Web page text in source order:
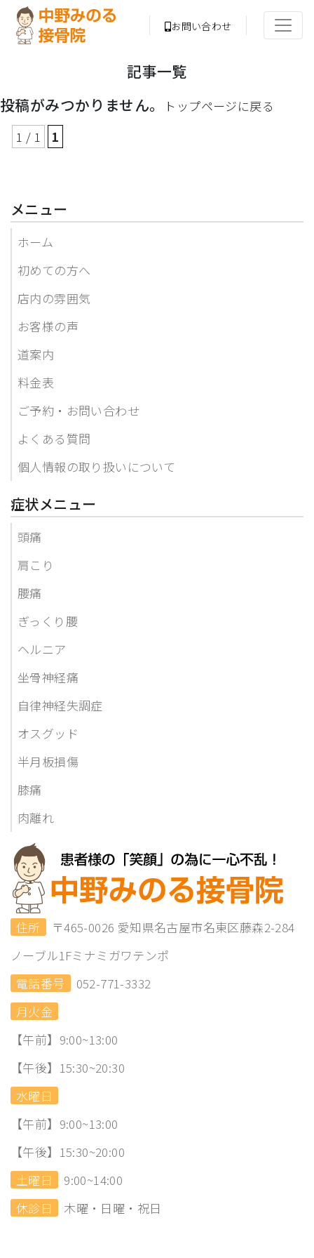
お問い合わせ
記事一覧
投稿がみつかりません。
トップページに戻る
1 / 1
1
メニュー
ホーム
初めての方へ
店内の雰囲気
お客様の声
道案内
料金表
ご予約・お問い合わせ
よくある質問
個人情報の取り扱いについて
症状メニュー
頭痛
肩こり
腰痛
ぎっくり腰
ヘルニア
坐骨神経痛
自律神経失調症
オスグッド
半月板損傷
膝痛
肉離れ
住所
〒465-0026 愛知県名古屋市名東区藤森2-284
ノーブル1Fミナミガワテンポ
電話番号
052-771-3332
月火金
【午前】9:00~13:00
【午後】15:30~20:30
水曜日
【午前】9:00~13:00
【午後】15:30~20:00
土曜日
9:00~14:00
休診日
木曜・日曜・祝日